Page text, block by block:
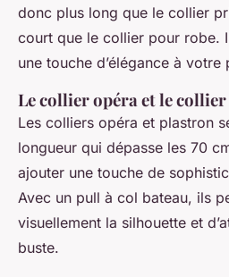
donc plus long que le collier
court que le collier pour robe.
une touche d’élégance à
Le collier opéra et le
Les colliers opéra et plastron
longueur qui dépasse les 70
ajouter une touche de
Avec un pull à col bateau, ils
visuellement la silhouette et
buste.